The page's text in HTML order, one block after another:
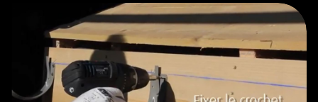
Evacuations Eaux Pluviales - 5/9 - Pose des crochets